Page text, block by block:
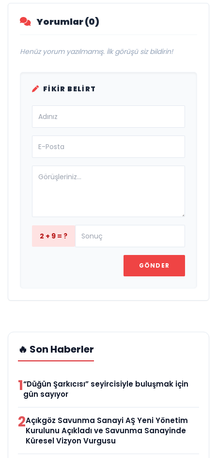
Yorumlar (0)
Henüz yorum yazılmamış. İlk görüşü siz bildirin!
FIKIR BELIRT
2 + 9 = ?
GÖNDER
🔥 Son Haberler
1“Düğün Şarkıcısı” seyircisiyle buluşmak için
gün sayıyor
2Açıkgöz Savunma Sanayi AŞ Yeni Yönetim
Kurulunu Açıkladı ve Savunma Sanayinde
Küresel Vizyon Vurgusu